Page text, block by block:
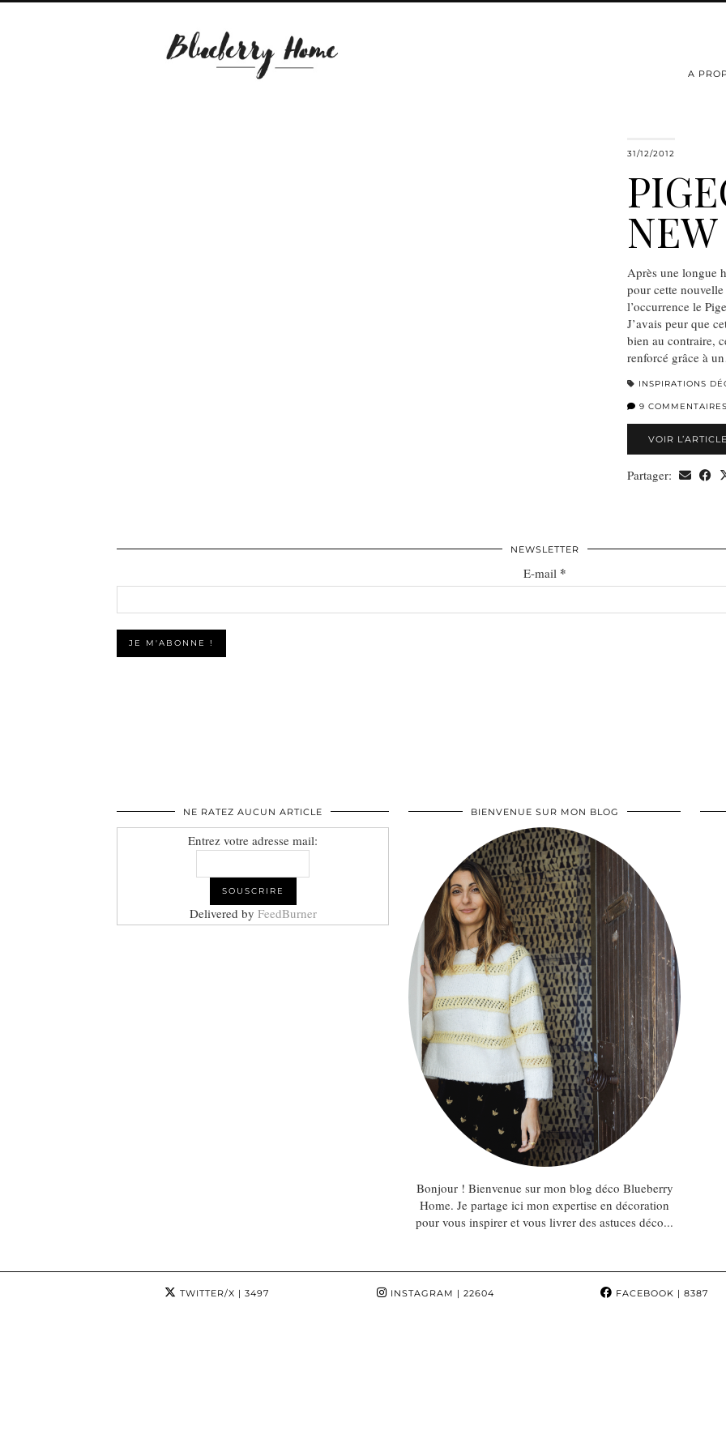
A
31/12/2012
Après une longue
pour cette
l’occurrence le
J’avais peur que
bien au contraire,
renforcé grâce à
INSPIRATIONS
9 COMMENTAIRES
VOIR L’ARTICLE
Partager:
NEWSLETTER
E-mail *
NE RATEZ AUCUN ARTICLE
Entrez votre adresse mail:
Delivered by FeedBurner
BIENVENUE SUR MON BLOG
Bonjour ! Bienvenue sur mon blog déco Blueberry
Home. Je partage ici mon expertise en décoration
pour vous inspirer et vous livrer des astuces déco...
TWITTER/X | 3497 INSTAGRAM | 22604 FACEBOOK | 8387